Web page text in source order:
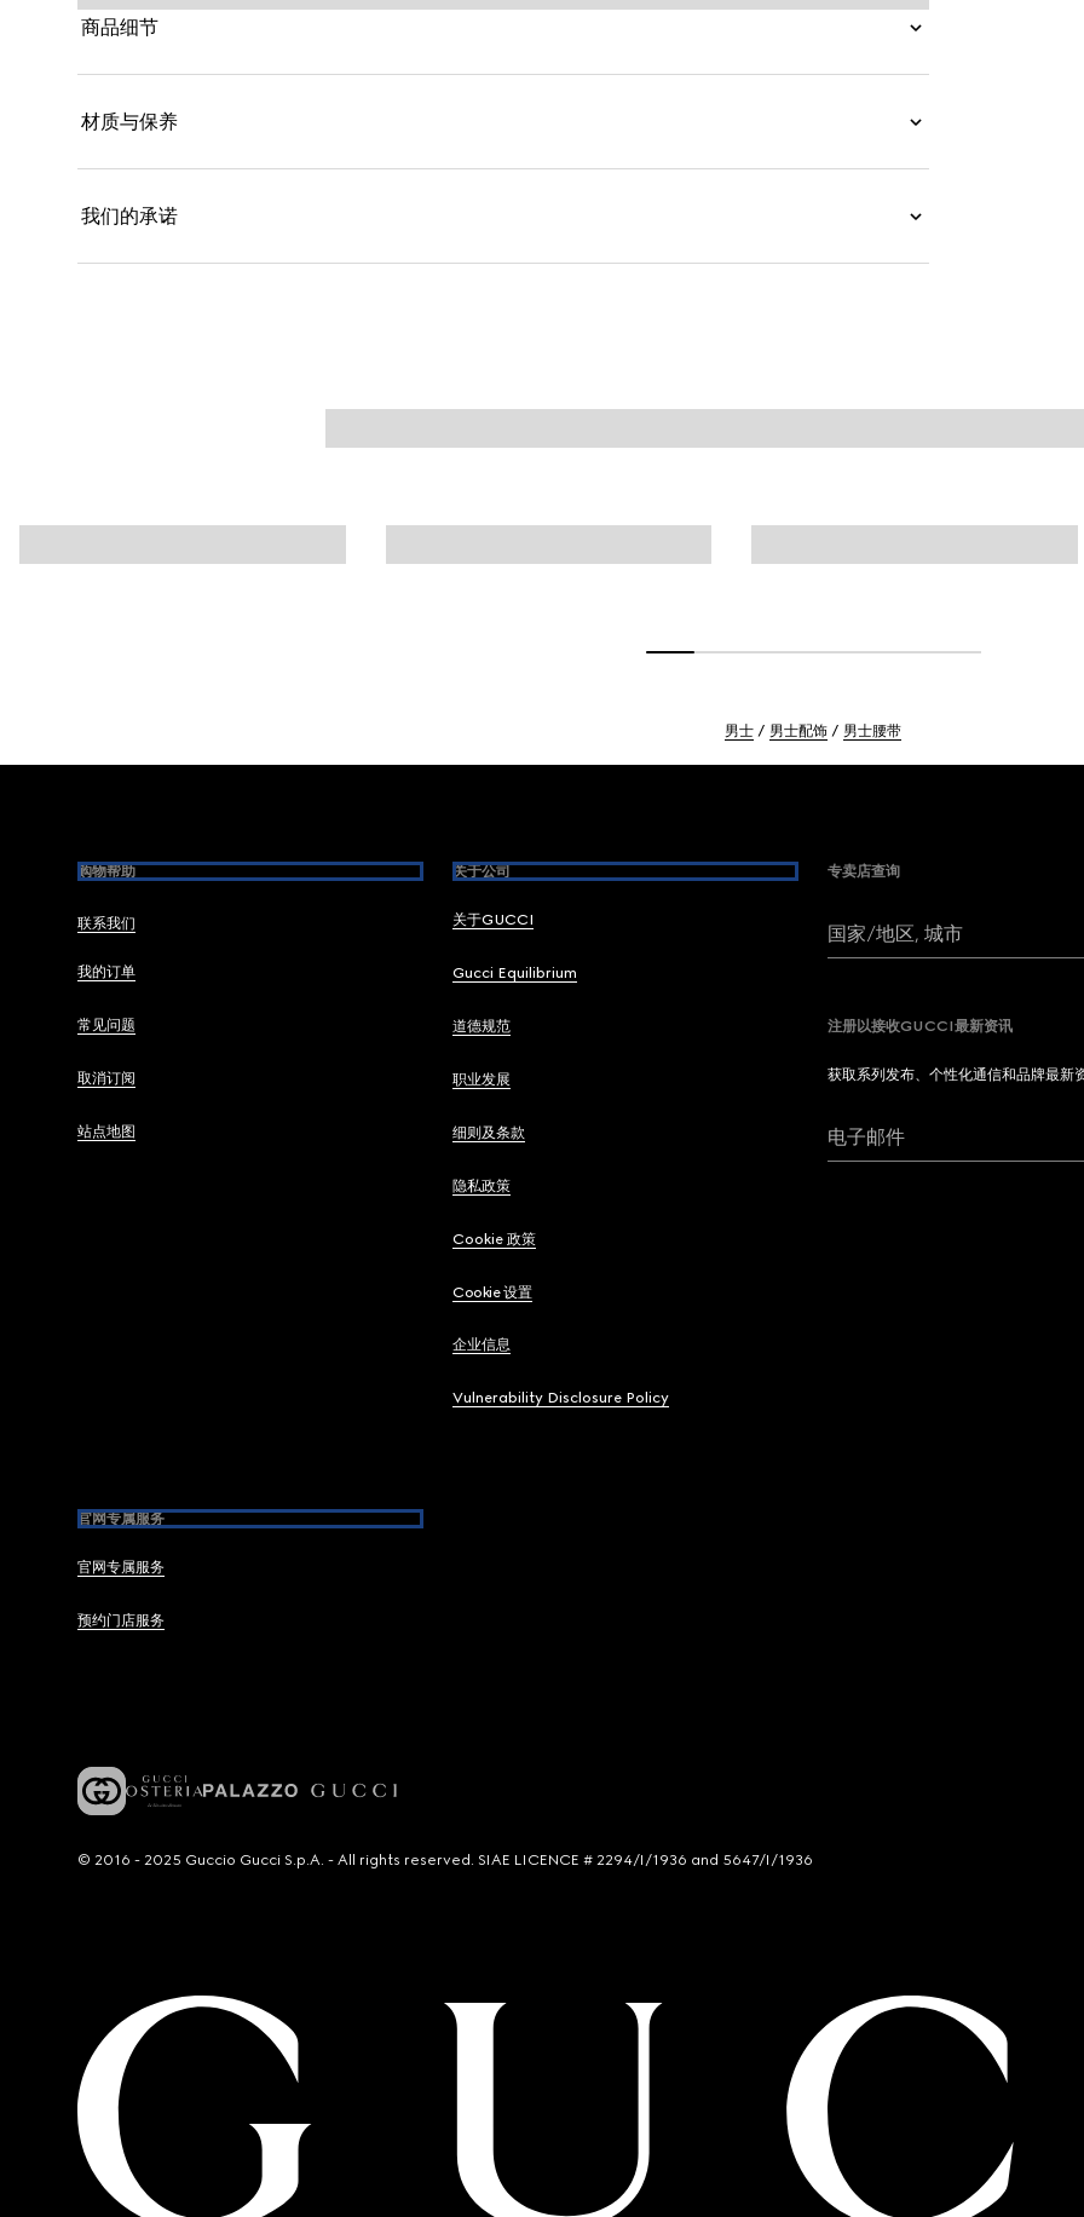
商品细节
材质与保养
我们的承诺
男士 男士配饰 男士腰带
购物帮助
联系我们
我的订单
常见问题
取消订阅
站点地图
关于公司
关于GUCCI
Gucci Equilibrium
道德规范
职业发展
细则及条款
隐私政策
Cookie 政策
Cookie 设置
企业信息
Vulnerability Disclosure Policy
官网专属服务
官网专属服务
预约门店服务
专卖店查询
国家/地区, 城市
注册以接收GUCCI最新资讯
获取系列发布、个性化通信和品牌最新
电子邮件
© 2016 - 2025 Guccio Gucci S.p.A. - All rights reserved. SIAE LICENCE # 2294/I/1936 and 5647/I/1936